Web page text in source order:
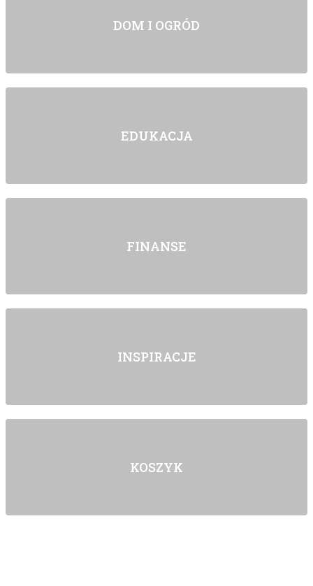
DOM I OGRÓD
EDUKACJA
FINANSE
INSPIRACJE
KOSZYK